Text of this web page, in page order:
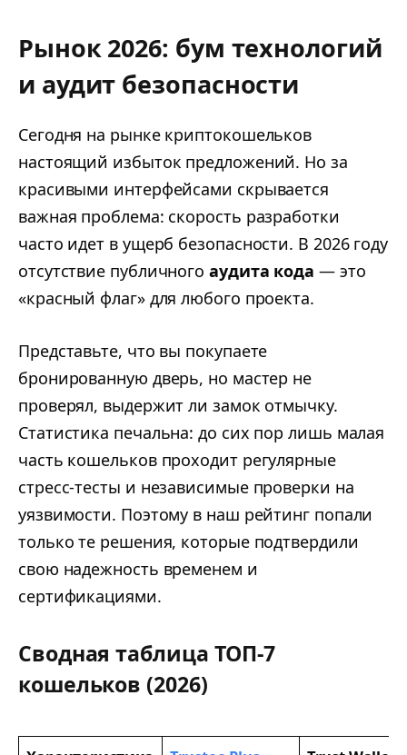
Рынок 2026: бум технологий
и аудит безопасности
Сегодня на рынке криптокошельков
настоящий избыток предложений. Но за
красивыми интерфейсами скрывается
важная проблема: скорость разработки
часто идет в ущерб безопасности. В 2026 году
отсутствие публичногоаудита кода — это
«красный флаг» для любого проекта.
Представьте, что вы покупаете
бронированную дверь, но мастер не
проверял, выдержит ли замок отмычку.
Статистика печальна: до сих пор лишь малая
часть кошельков проходит регулярные
стресс-тесты и независимые проверки на
уязвимости. Поэтому в наш рейтинг попали
только те решения, которые подтвердили
свою надежность временем и
сертификациями.
Сводная таблица ТОП-7
кошельков (2026)